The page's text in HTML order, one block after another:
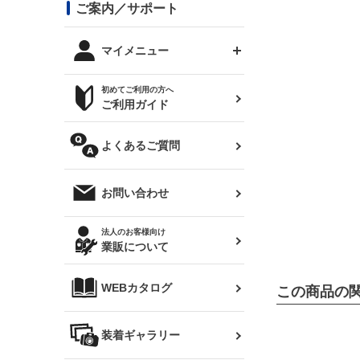
カナード
外装・補修パーツ
オリジンアーム(足回り)
レンズ
マフラー
リアウイング
リアゲート
メンテナンスパーツ
DTM:exclusive
まつど家 鉄八
JZX110 マークⅡ
ハイエース
レビン
トレノ
マークX
クラウン
クラウンマジェスタ
アリスト
シルビア S14 前期
シルビア S15
180SX
ワンビア
Z32 フェアレディZ
RX-7
スバル
BRZ
レクサス
三菱
デリカ D:5
軽自動車
汎用
コンバットアイ用ライト
オプションタイヤ
サマータイヤ
ジムニー用タイヤ
ハイエース・バン用タイ
ホイールナット
ステッカー
トップス(半袖)
トップス(長袖)
パーカー
オーバーオール(つなぎ)
タオル
帽子
バッグ
ご案内／サポート
マイメニュー
ログインする
お気に入りリスト
クーポンを見る
閲覧履歴
ニュースレターお申し込み
初めてご利用の方へ
ご利用ガイド
よくあるご質問
お問い合わせ
法人のお客様向け
業販について
WEBカタログ
装着ギャラリー
この商品の